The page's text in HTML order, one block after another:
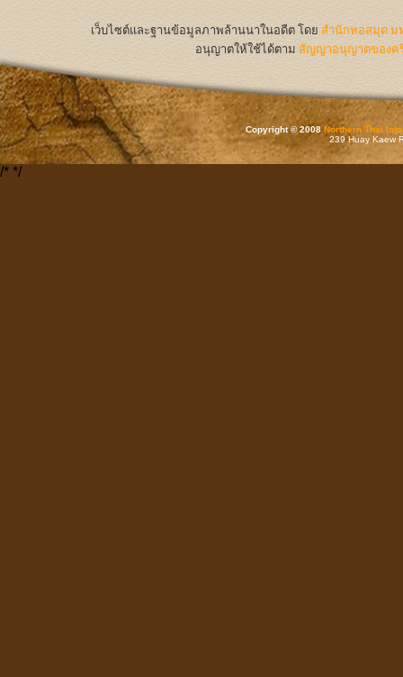
เว็บไซต์และฐานข้อมูลภาพล้านนาในอดีต โดย สำนักหอสมุด ม
อนุญาตให้ใช้ได้ตาม สัญญาอนุญาตของค
Copyright © 2008Northern Thai
239 Huay Kaew
/* */